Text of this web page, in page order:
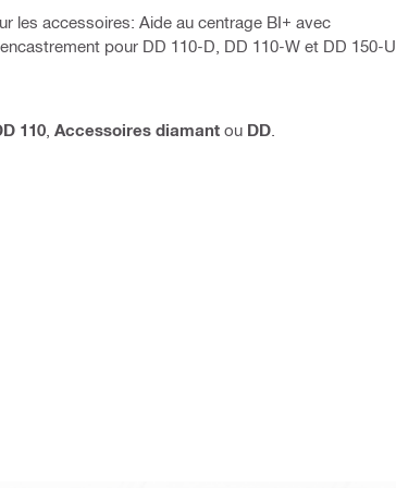
les accessoires: Aide au centrage BI+ avec
pour DD 110-D, DD 110-W et DD 150-U
110 Accessoires diamant ou DD